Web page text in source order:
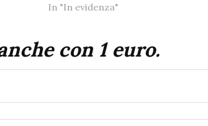
In "In evidenza"
con 1 euro.